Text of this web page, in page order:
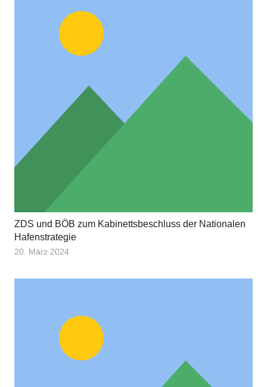
ZDS und BÖB zum Kabinettsbeschluss der Nationalen
Hafenstrategie
20. März 2024